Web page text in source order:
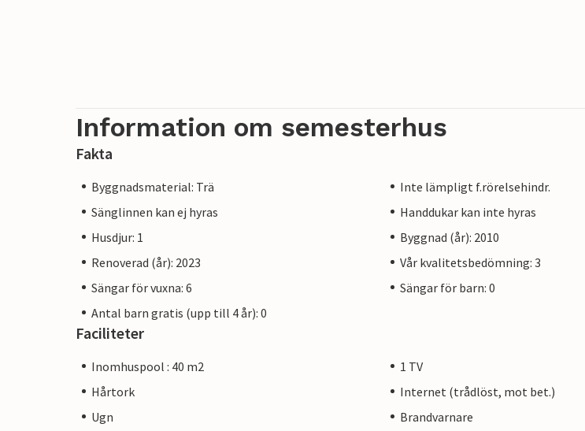
Information om semesterhus
Fakta
Byggnadsmaterial: Trä
Inte lämpligt f.rörelsehindr.
Sänglinnen kan ej hyras
Handdukar kan inte hyras
Husdjur: 1
Byggnad (år): 2010
Renoverad (år): 2023
Vår kvalitetsbedömning: 3
Sängar för vuxna: 6
Sängar för barn: 0
Antal barn gratis (upp till 4 år): 0
Faciliteter
Inomhuspool : 40 m2
1 TV
Hårtork
Internet (trådlöst, mot bet.)
Ugn
Brandvarnare